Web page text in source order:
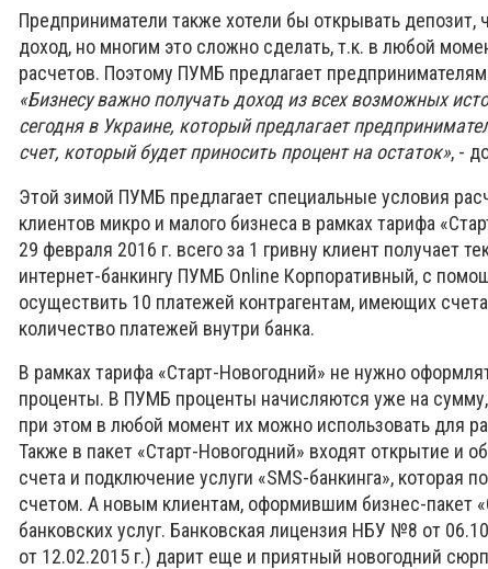
Предприниматели также хотели бы открывать депозит,
доход, но многим это сложно сделать, т.к. в любой
расчетов. Поэтому ПУМБ предлагает предпринимателям
«Бизнесу важно получать доход из всех возможных
сегодня в Украине, который предлагает
счет, который будет приносить процент на остаток», -
Этой зимой ПУМБ предлагает специальные условия
клиентов микро и малого бизнеса в рамках тарифа
29 февраля 2016 г. всего за 1 гривну клиент получает
интернет-банкингу ПУМБ Online Корпоративный, с
осуществить 10 платежей контрагентам, имеющих
количество платежей внутри банка.
В рамках тарифа «Старт-Новогодний» не нужно
проценты. В ПУМБ проценты начисляются уже на
при этом в любой момент их можно использовать для
Также в пакет «Старт-Новогодний» входят открытие и
счета и подключение услуги «SMS-банкинга», которая
счетом. А новым клиентам, оформившим бизнес-пакет
банковских услуг. Банковская лицензия НБУ №8 от
от 12.02.2015 г.) дарит еще и приятный новогодний